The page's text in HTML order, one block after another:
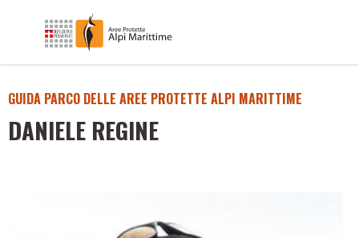
GUIDA PARCO DELLE AREE PROTETTE ALPI MARITTIME
DANIELE REGINE